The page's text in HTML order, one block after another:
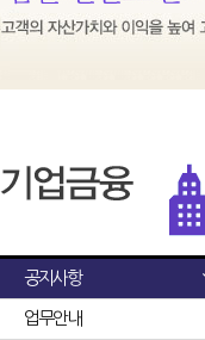
공지사항
업무안내